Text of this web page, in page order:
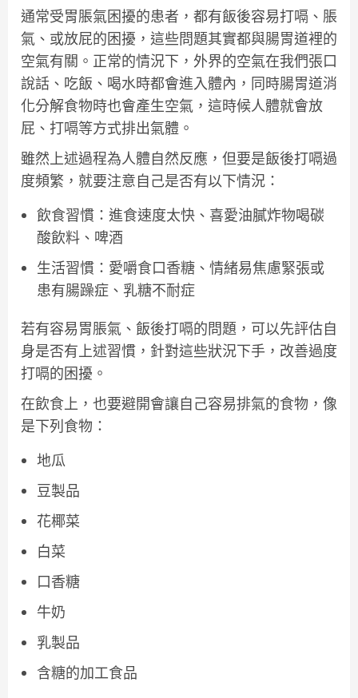
通常受胃脹氣困擾的患者，都有飯後容易打嗝、脹
氣、或放屁的困擾，這些問題其實都與腸胃道裡的
空氣有關。正常的情況下，外界的空氣在我們張口
說話、吃飯、喝水時都會進入體內，同時腸胃道消
化分解食物時也會產生空氣，這時候人體就會放
屁、打嗝等方式排出氣體。
雖然上述過程為人體自然反應，但要是飯後打嗝過
度頻繁，就要注意自己是否有以下情況：
飲食習慣：進食速度太快、喜愛油膩炸物喝碳
酸飲料、啤酒
生活習慣：愛嚼食口香糖、情緒易焦慮緊張或
患有腸躁症、乳糖不耐症
若有容易胃脹氣、飯後打嗝的問題，可以先評估自
身是否有上述習慣，針對這些狀況下手，改善過度
打嗝的困擾。
在飲食上，也要避開會讓自己容易排氣的食物，像
是下列食物：
地瓜
豆製品
花椰菜
白菜
口香糖
牛奶
乳製品
含糖的加工食品